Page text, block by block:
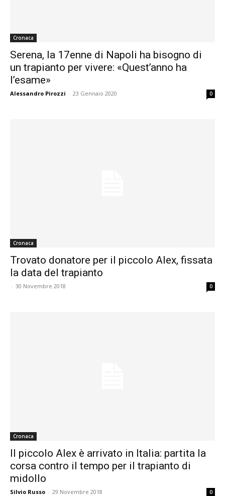
Cronaca
Serena, la 17enne di Napoli ha bisogno di
un trapianto per vivere: «Quest’anno ha
l’esame»
Alessandro Pirozzi - 23 Gennaio 2020 0
Cronaca
Trovato donatore per il piccolo Alex, fissata
la data del trapianto
- 30 Novembre 2018 0
Cronaca
Il piccolo Alex è arrivato in Italia: partita la
corsa contro il tempo per il trapianto di
midollo
Silvio Russo - 29 Novembre 2018 0